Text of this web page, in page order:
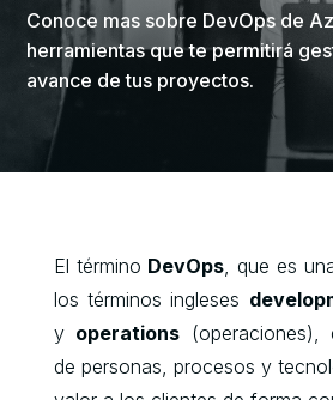
Conoce mas sobre DevOps de
herramientas que te permitirá
avance de tus proyectos.
El término DevOps, que es
los términos ingleses
y operations (operaciones),
de personas, procesos y